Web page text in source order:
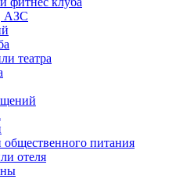
АЗС
театра
питания
отеля